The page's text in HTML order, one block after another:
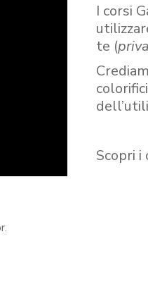
I corsi
te (
Scopri i